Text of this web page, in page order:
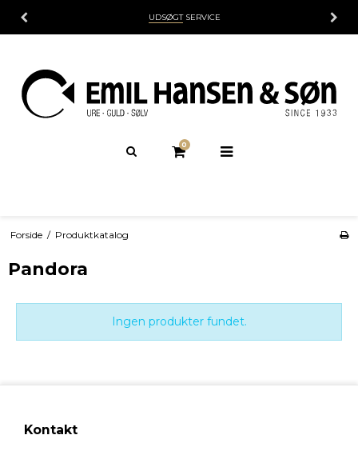
UDSØGTSERVICE
0
Forside / Produktkatalog
Pandora
Ingen produkter fundet.
Kontakt